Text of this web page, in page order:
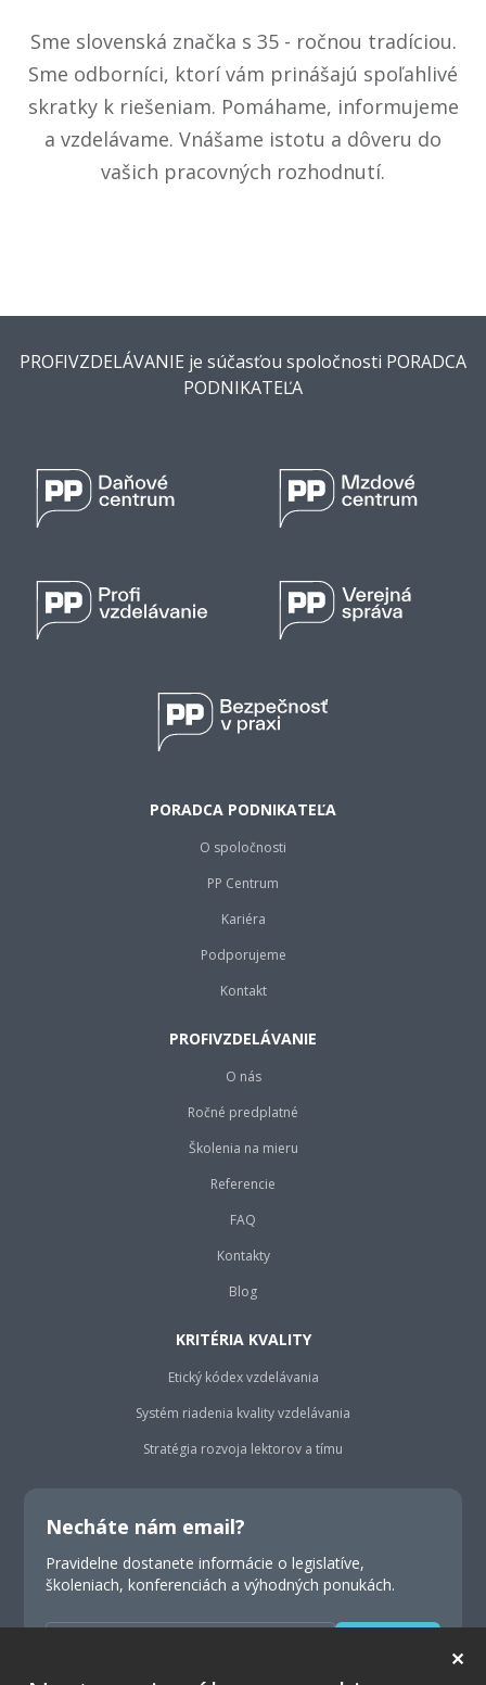
✕
Sme slovenská značka s 35 - ročnou tradíciou.
Sme odborníci, ktorí vám prinášajú spoľahlivé
skratky k riešeniam. Pomáhame, informujeme
a vzdelávame. Vnášame istotu a dôveru do
vašich pracovných rozhodnutí.
PROFIVZDELÁVANIE je súčasťou spoločnosti PORADCA
PODNIKATEĽA
PORADCA PODNIKATEĽA
O spoločnosti
PP Centrum
Kariéra
Podporujeme
Kontakt
PROFIVZDELÁVANIE
O nás
Ročné predplatné
Školenia na mieru
Referencie
FAQ
Kontakty
Blog
KRITÉRIA KVALITY
Etický kódex vzdelávania
Systém riadenia kvality vzdelávania
Stratégia rozvoja lektorov a tímu
Necháte nám email?
Pravidelne dostanete informácie o legislatíve,
školeniach, konferenciách a výhodných ponukách.